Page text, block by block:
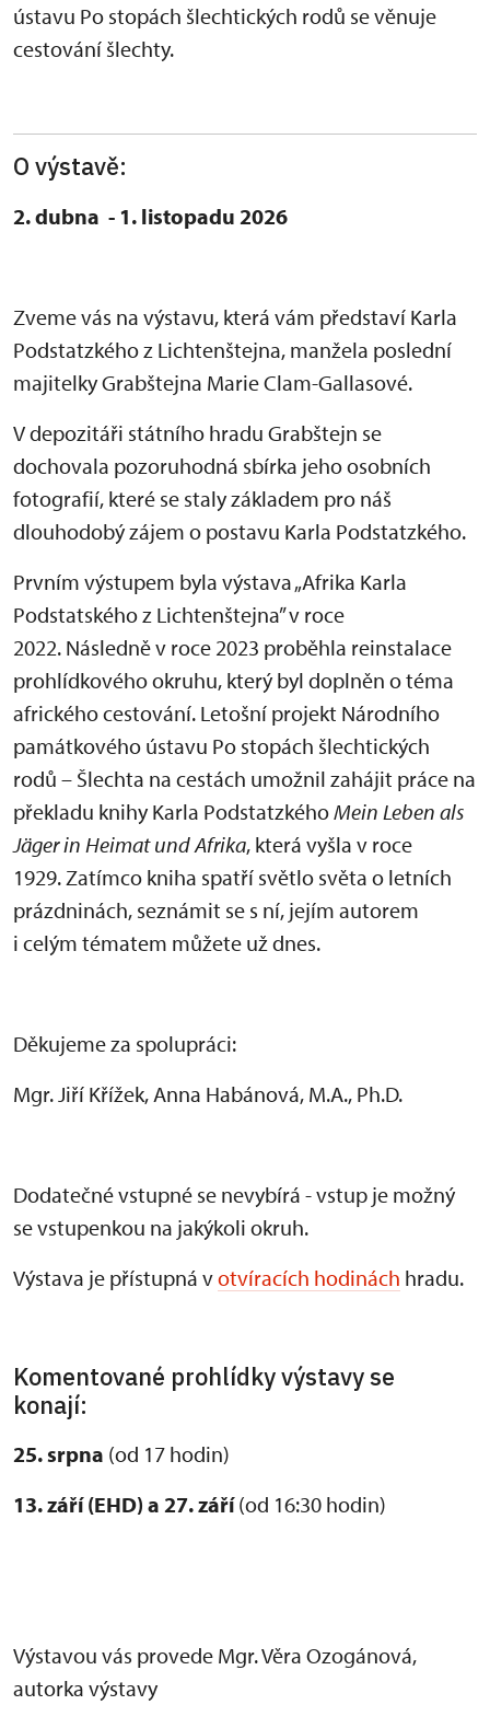
ústavu Po stopách šlechtických rodů se věnuje
cestování šlechty.
O výstavě:
2. dubna - 1. listopadu 2026
Zveme vás na výstavu, která vám představí Karla
Podstatzkého z Lichtenštejna, manžela poslední
majitelky Grabštejna Marie Clam-Gallasové.
V depozitáři státního hradu Grabštejn se
dochovala pozoruhodná sbírka jeho osobních
fotografií, které se staly základem pro náš
dlouhodobý zájem o postavu Karla Podstatzkého.
Prvním výstupem byla výstava „Afrika Karla
Podstatského z Lichtenštejna” v roce
2022. Následně v roce 2023 proběhla reinstalace
prohlídkového okruhu, který byl doplněn o téma
afrického cestování. Letošní projekt Národního
památkového ústavu Po stopách šlechtických
rodů – Šlechta na cestách umožnil zahájit práce na
překladu knihy Karla PodstatzkéhoMein Leben als
Jäger in Heimat und Afrika, která vyšla v roce
1929. Zatímco kniha spatří světlo světa o letních
prázdninách, seznámit se s ní, jejím autorem
i celým tématem můžete už dnes.
Děkujeme za spolupráci:
Mgr. Jiří Křížek, Anna Habánová, M.A., Ph.D.
Dodatečné vstupné se nevybírá - vstup je možný
se vstupenkou na jakýkoli okruh.
Výstava je přístupná votvíracích hodinách hradu.
Komentované prohlídky výstavy se
konají:
25. srpna (od 17 hodin)
13. září (EHD) a 27. září(od 16:30 hodin)
Výstavou vás provede Mgr. Věra Ozogánová,
autorka výstavy